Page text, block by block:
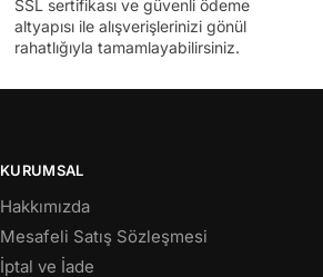
SSL sertifikası ve güvenli ödeme
altyapısı ile alışverişlerinizi gönül
rahatlığıyla tamamlayabilirsiniz.
KURUMSAL
Hakkımızda
Mesafeli Satış Sözleşmesi
İptal ve İade